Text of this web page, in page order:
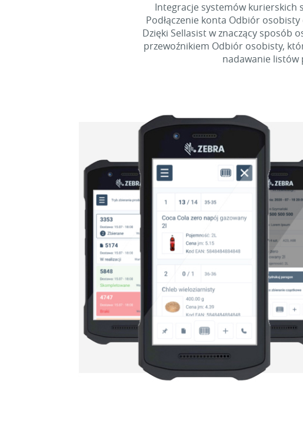
Integracje systemów kurierskich
Podłączenie konta Odbiór
Dzięki Sellasist w znaczący sposób
przewoźnikiem Odbiór osobisty,
nadawanie listów